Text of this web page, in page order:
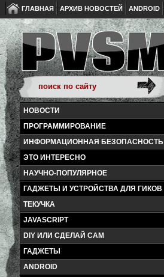
ГЛАВНАЯ АРХИВ НОВОСТЕЙ ANDROID
НОВОСТИ
ПРОГРАММИРОВАНИЕ
ИНФОРМАЦИОННАЯ БЕЗОПАСНОСТЬ
ЭТО ИНТЕРЕСНО
НАУЧНО-ПОПУЛЯРНОЕ
ГАДЖЕТЫ И УСТРОЙСТВА ДЛЯ ГИКОВ
ТЕКУЧКА
JAVASCRIPT
DIY ИЛИ СДЕЛАЙ САМ
ГАДЖЕТЫ
ANDROID